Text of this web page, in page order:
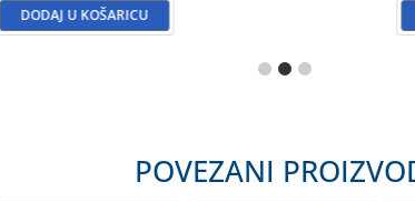
DODAJ U KOŠARICU
POVEZANI